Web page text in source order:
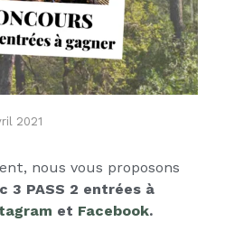
2021
nous vous proposons
3 PASS 2 entrées à
et Facebook.